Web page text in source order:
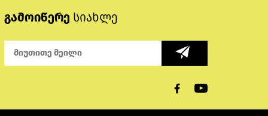
გამოიწერე სიახლე